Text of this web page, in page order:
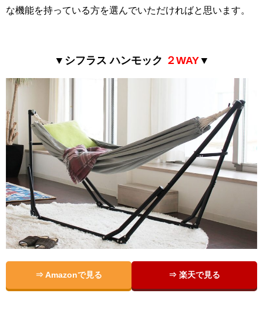
な機能を持っている方を選んでいただければと思います。
▼シフラス ハンモック ２WAY▼
⇒ Amazonで見る ⇒ 楽天で見る